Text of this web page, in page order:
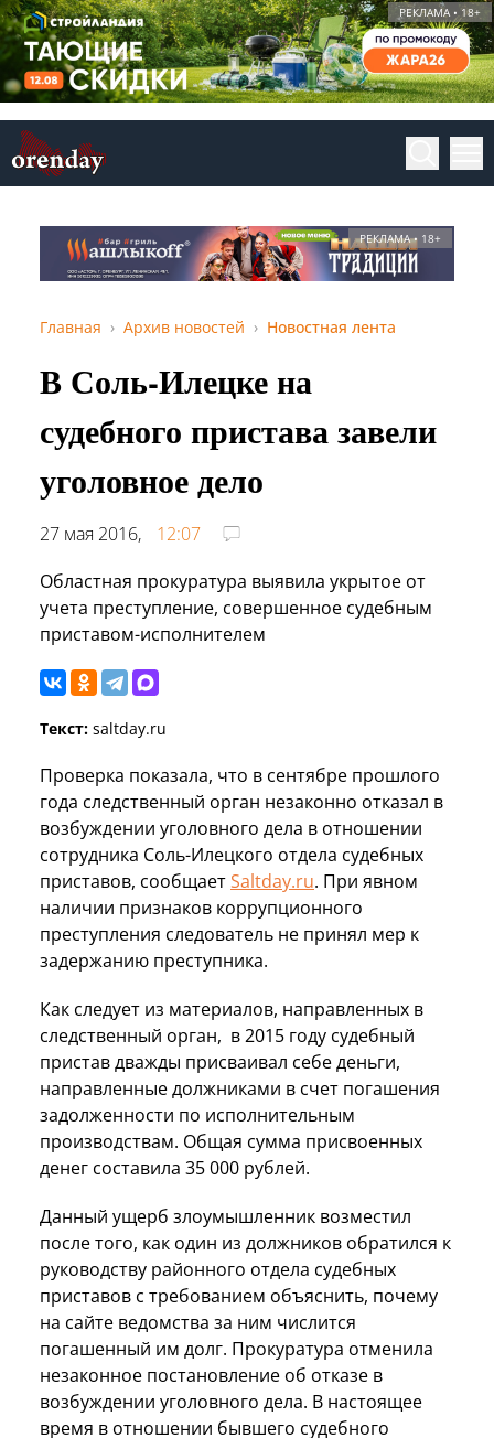
РЕКЛАМА • 18+
РЕКЛАМА • 18+
Главная Архив новостей Новостная лента
В Соль-Илецке на
судебного пристава завели
уголовное дело
27 мая 2016,
12:07
Областная прокуратура выявила укрытое от
учета преступление, совершенное судебным
приставом-исполнителем
Текст: saltday.ru
Проверка показала, что в сентябре прошлого
года следственный орган незаконно отказал в
возбуждении уголовного дела в отношении
сотрудника Соль-Илецкого отдела судебных
приставов, сообщаетSaltday.ru. При явном
наличии признаков коррупционного
преступления следователь не принял мер к
задержанию преступника.
Как следует из материалов, направленных в
следственный орган, в 2015 году судебный
пристав дважды присваивал себе деньги,
направленные должниками в счет погашения
задолженности по исполнительным
производствам. Общая сумма присвоенных
денег составила 35 000 рублей.
Данный ущерб злоумышленник возместил
после того, как один из должников обратился к
руководству районного отдела судебных
приставов с требованием объяснить, почему
на сайте ведомства за ним числится
погашенный им долг. Прокуратура отменила
незаконное постановление об отказе в
возбуждении уголовного дела. В настоящее
время в отношении бывшего судебного